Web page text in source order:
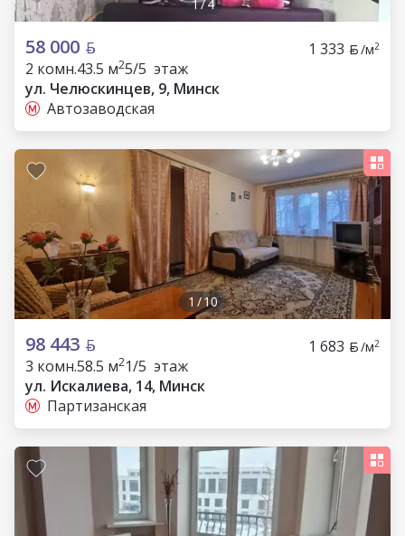
1/4
58 000 1 333 /м2
2 комн.43.5 м25/5 этаж
ул. Челюскинцев, 9, Минск
Автозаводская
1 /10
98 443 1 683 /м2
3 комн.58.5 м21/5 этаж
ул. Искалиева, 14, Минск
Партизанская